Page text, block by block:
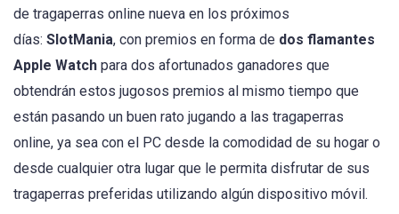
de tragaperras online nueva en los próximos
días: SlotMania, con premios en forma de dos flamantes
Apple Watch para dos afortunados ganadores que
obtendrán estos jugosos premios al mismo tiempo que
están pasando un buen rato jugando a las tragaperras
online, ya sea con el PC desde la comodidad de su hogar o
desde cualquier otra lugar que le permita disfrutar de sus
tragaperras preferidas utilizando algún dispositivo móvil.